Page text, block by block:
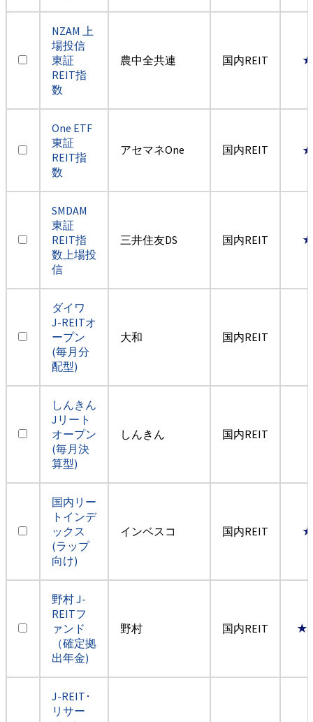
NZAM 上
場投信
東証
REIT指
数
農中全共連 国内REIT
One ETF
東証
REIT指
数
アセマネOne 国内REIT
SMDAM
東証
REIT指
数上場投
信
三井住友DS 国内REIT
ダイワ
J-REITオ
ープン
(毎月分
配型)
大和 国内REIT
しんきん
Jリート
オープン
(毎月決
算型)
しんきん 国内REIT
国内リー
トインデ
ックス
(ラップ
向け)
インベスコ 国内REIT
野村 J-
REITフ
ァンド
（確定拠
出年金)
野村 国内REIT
J-REIT･
リサー